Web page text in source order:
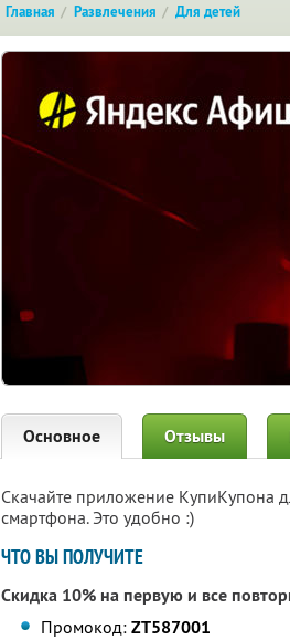
Главная Развлечения Для детей
Основное Отзывы
Скачайте приложение КупиКупона
смартфона. Это удобно :)
ЧТО ВЫ ПОЛУЧИТЕ
Скидка 10% на первую и все
Промокод:ZT587001